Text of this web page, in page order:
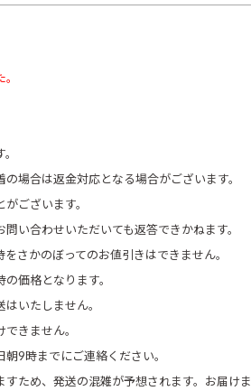
場合は返金対応となる場合がございます。
ございます。
い合わせいただいても返答できかねます。
さかのぼってのお値引きはできません。
価格となります。
いたしません。
きません。
9時までにご連絡ください。
ため、発送の混雑が予想されます。お届けま